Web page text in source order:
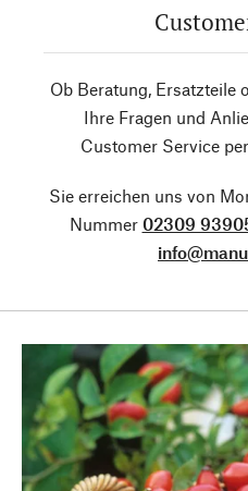
Ob Beratung, Ersatzteile
Ihre Fragen und
Customer Service
Sie erreichen uns von
Nummer 02309